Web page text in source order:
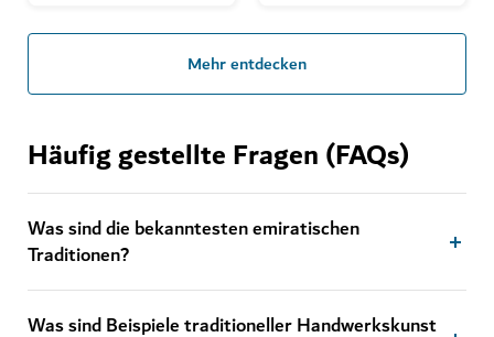
Mehr entdecken
Häufig gestellte Fragen (FAQs)
Was sind die bekanntesten emiratischen
Traditionen?
Was sind Beispiele traditioneller Handwerkskunst